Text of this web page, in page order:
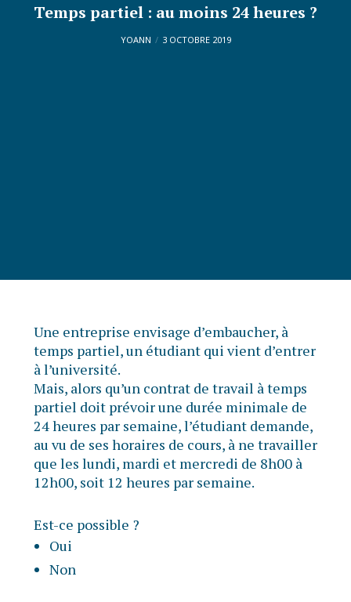
Temps partiel : au moins 24 heures ?
YOANN 3 OCTOBRE 2019
Une entreprise envisage d’embaucher, à
temps partiel, un étudiant qui vient d’entrer
à l’université.
Mais, alors qu’un contrat de travail à temps
partiel doit prévoir une durée minimale de
24 heures par semaine, l’étudiant demande,
au vu de ses horaires de cours, à ne travailler
que les lundi, mardi et mercredi de 8h00 à
12h00, soit 12 heures par semaine.
Est-ce possible ?
Oui
Non